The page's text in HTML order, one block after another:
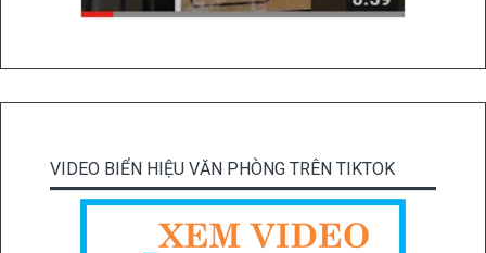
VIDEO BIỂN HIỆU VĂN PHÒNG TRÊN TIKTOK